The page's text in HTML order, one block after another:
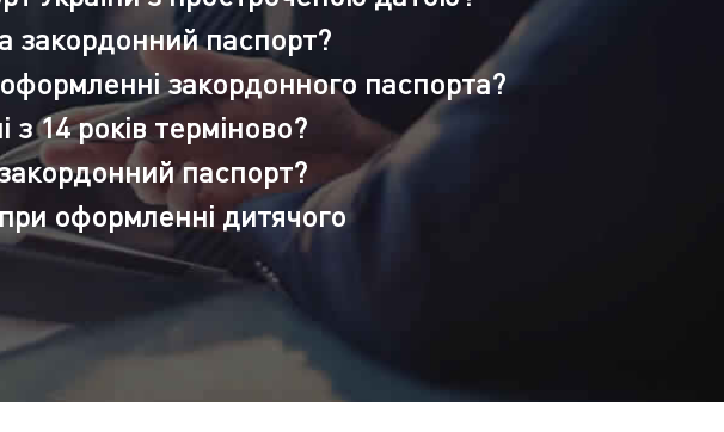
закордонний паспорт?
закордонного паспорта?
14 років терміново?
паспорт?
оформленні дитячого